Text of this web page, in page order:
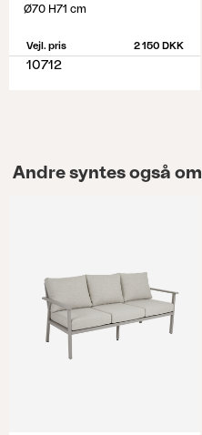
Ø70 H71 cm
Vejl. pris 2 150 DKK
10712
Andre syntes også om